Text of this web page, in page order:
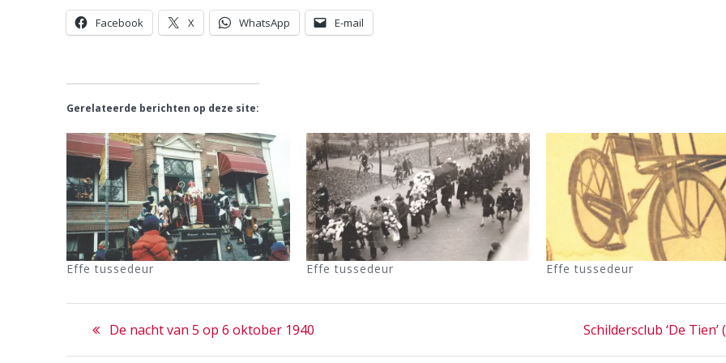
Facebook X WhatsApp E-mail
Gerelateerde berichten op deze site:
Effe tussedeur Effe tussedeur Effe tussedeur
Bericht
Previous
De nacht van 5 op 6 oktober 1940
Next
Schildersclub ‘De Tien’